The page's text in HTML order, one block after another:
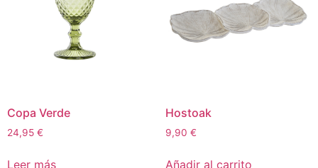
Copa Verde
24,95 €
Leer más
Hostoak
9,90 €
Añadir al carrito